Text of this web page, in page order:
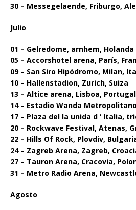
30 – Messegelaende, Friburgo,
Julio
01 – Gelredome, arnhem, Holanda
05 – Accorshotel arena, París,
09 – San Siro Hipódromo, Milan,
10 – Hallenstadion, Zurich, Suiza
13 – Altice arena, Lisboa, Portugal
14 – Estadio Wanda
17 – Plaza del la unida d ‘ Italia,
20 – Rockwave Festival, Atenas,
22 – Hills Of Rock, Plovdiv,
24 – Zagreb Arena, Zagreb,
27 – Tauron Arena, Cracovia,
31 – Metro Radio Arena,
Agosto